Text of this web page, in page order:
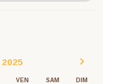
2025
VEN SAM DIM